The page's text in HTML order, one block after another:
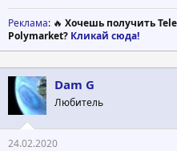
Реклама: 🔥 Хочешь получить
Polymarket? Кликай сюда!
Dam G
Любитель
24.02.2020